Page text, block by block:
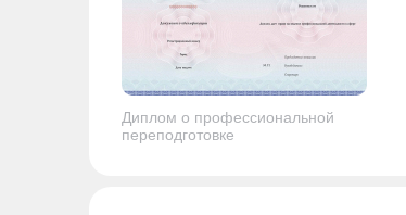
Диплом о профессиональной
переподготовке